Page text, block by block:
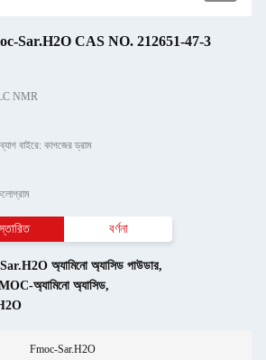
Sar.H2O CAS NO. 212651-47-3
NMR
বাইরে: কাগজের ড্রাম
বর্ণনা
অ্যামিনো অ্যাসিড পাউডার,
অ্যামিনো অ্যাসিড,
Fmoc-Sar.H2O